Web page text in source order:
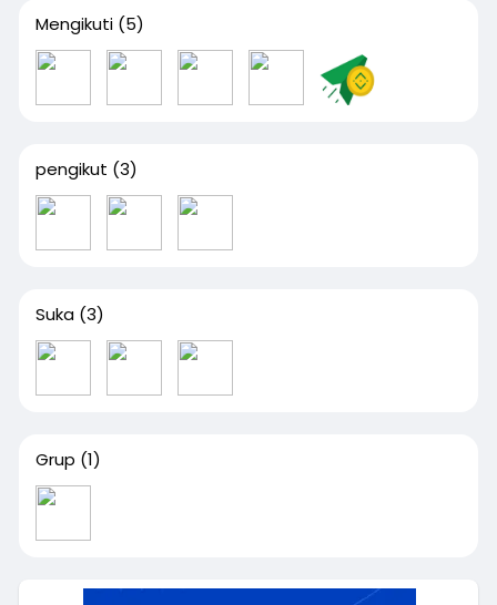
Mengikuti (5)
pengikut (3)
Suka (3)
Grup (1)